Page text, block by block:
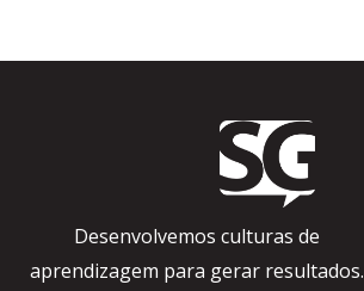
Desenvolvemos culturas de
aprendizagem para gerar resultados.